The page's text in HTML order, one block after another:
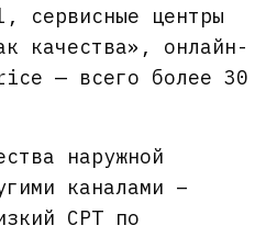
сервисные центры
качества», онлайн-
— всего более 30
наружной
каналами –
CPT по